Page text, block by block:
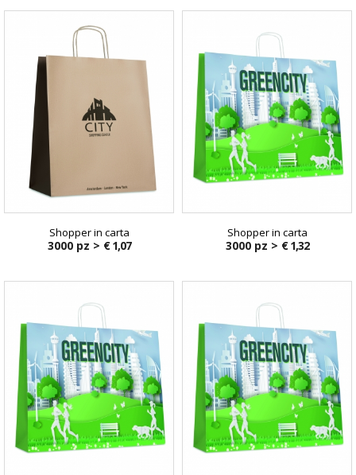
Shopper in carta
3000 pz > € 1,07
Shopper in carta
3000 pz > € 1,32